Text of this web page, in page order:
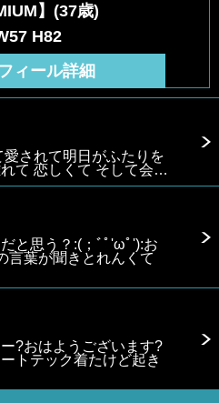
】(37歳)
H82
ィール詳細
されて明日がふたりを
て 恋しくて そして会…
と思う？:(；ﾞﾟ'ωﾟ'):お
言葉が聞きとれんくて
?おはようございます?
トテック着たけど起き